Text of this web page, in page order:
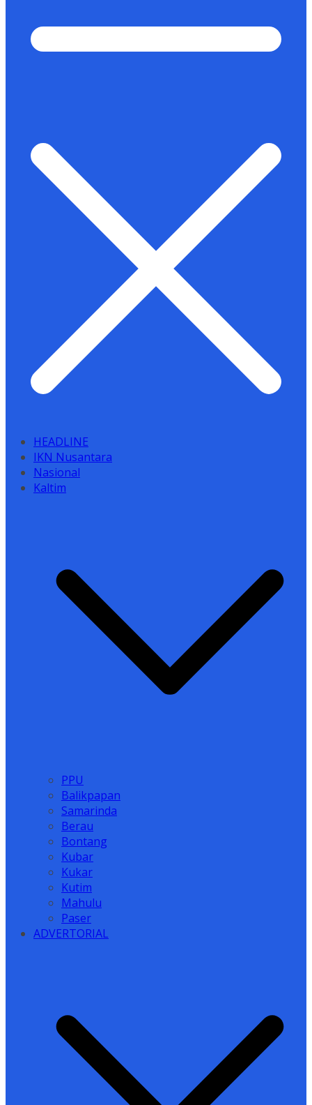
HEADLINE
IKN Nusantara
Nasional
Kaltim
PPU
Balikpapan
Samarinda
Berau
Bontang
Kubar
Kukar
Kutim
Mahulu
Paser
ADVERTORIAL